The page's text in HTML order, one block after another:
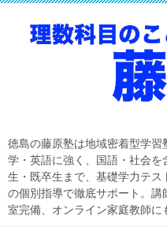
徳島の藤原塾は地域密着型学
学・英語に強く、国語・社会
生・既卒生まで、基礎学力テス
の個別指導で徹底サポート。
室完備、オンライン家庭教師に